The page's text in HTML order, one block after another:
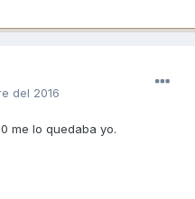
del 2016
me lo quedaba yo.